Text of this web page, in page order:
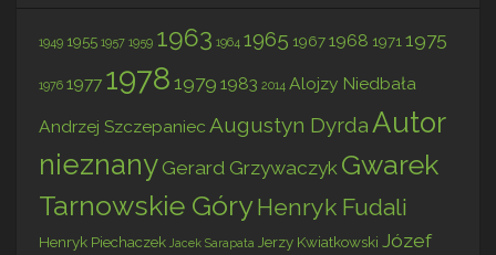
1949 1955 1957 1959 1963 1964 1965 19671968 19711975
1976 1977 1978 1979 1983 2014 Alojzy Niedbała
Andrzej Szczepaniec Augustyn DyrdaAutor
nieznany Gerard Grzywaczyk Gwarek
Tarnowskie GóryHenryk Fudali
Henryk Piechaczek Jacek Sarapata Jerzy Kwiatkowski Józef